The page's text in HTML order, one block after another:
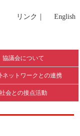
リンク English
協議会について
ネットワークとの連携
社会との接点活動